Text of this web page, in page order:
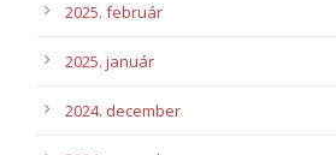
2025. február
2025. január
2024. december